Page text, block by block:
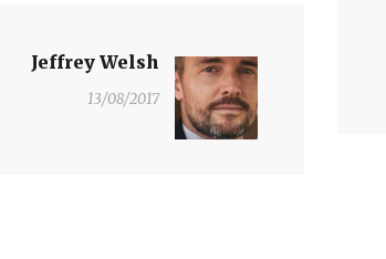
Next
post:
Jeffrey Welsh
13/08/2017